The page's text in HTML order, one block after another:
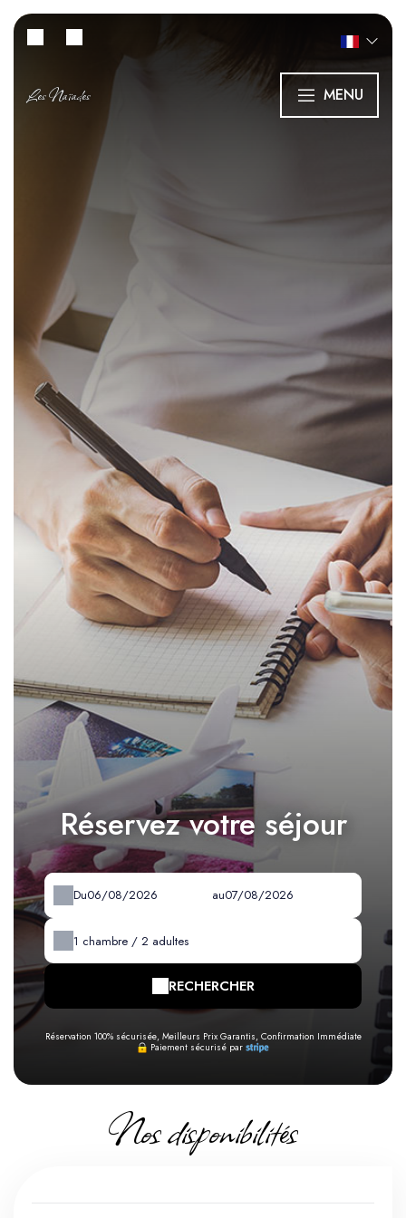
Les Naïades MENU
Réservez votre séjour
Du au
1 chambre /2 adultes
RECHERCHER
Réservation 100% sécurisée, Meilleurs Prix Garantis, Confirmation Immédiate
Paiement sécurisé par
Nos disponibilités